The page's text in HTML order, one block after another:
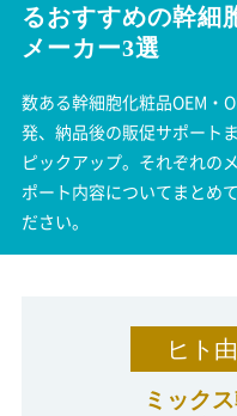
るおすすめの幹細
メーカー3選
数ある幹細胞化粧品OEM・
発、納品後の販促サポート
ピックアップ。それぞれの
ポート内容についてまとめ
ださい。
ヒト
ミック